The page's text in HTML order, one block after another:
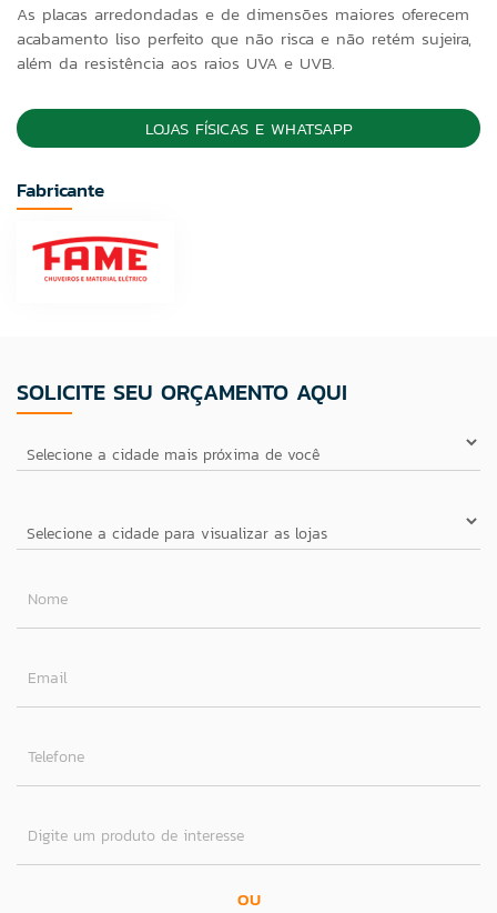
As placas arredondadas e de dimensões maiores oferecem
acabamento liso perfeito que não risca e não retém sujeira,
além da resistência aos raios UVA e UVB.
LOJAS FÍSICAS E WHATSAPP
Fabricante
SOLICITE SEU ORÇAMENTO AQUI
Nome
Email
Telefone
Digite um produto de interesse
OU